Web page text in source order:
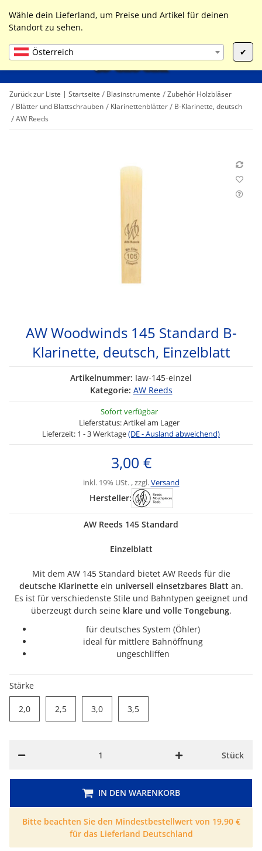
Wähle dein Lieferland, um Preise und Artikel für deinen
Standort zu sehen.
Österreich ✔
Liste ist leer
Zurück zur Liste Startseite Blasinstrumente
Zubehör Holzbläser
Blätter und Blattschrauben
Klarinettenblätter
B-Klarinette, deutsch
AW Reeds
AW Woodwinds 145 Standard B-
Klarinette, deutsch, Einzelblatt
Artikelnummer: Iaw-145-einzel
Kategorie: AW Reeds
Sofort verfügbar
Lieferstatus: Artikel am Lager
Lieferzeit: 1 - 3 Werktage(DE - Ausland abweichend)
3,00 €
inkl. 19% USt. , zzgl.Versand
Hersteller:
AW Reeds 145 Standard
Einzelblatt
Mit dem AW 145 Standard bietet AW Reeds für die
deutsche Klarinetteein universell einsetzbares Blatt an.
Es ist für verschiedenste Stile und Bahntypen geeignet und
überzeugt durch seine klare und volle Tongebung.
für deutsches System (Öhler)
ideal für mittlere Bahnöffnung
ungeschliffen
Stärke
2,02,0 2,52,5 3,03,0 3,53,5
Stück
IN DEN WARENKORB
Bitte beachten Sie den Mindestbestellwert von 19,90 €
für das Lieferland Deutschland